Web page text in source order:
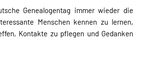
Genealogentag immer wieder die
Menschen kennen zu lernen,
Kontakte zu pflegen und Gedanken